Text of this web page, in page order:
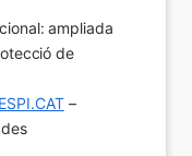
ampliada
de
–